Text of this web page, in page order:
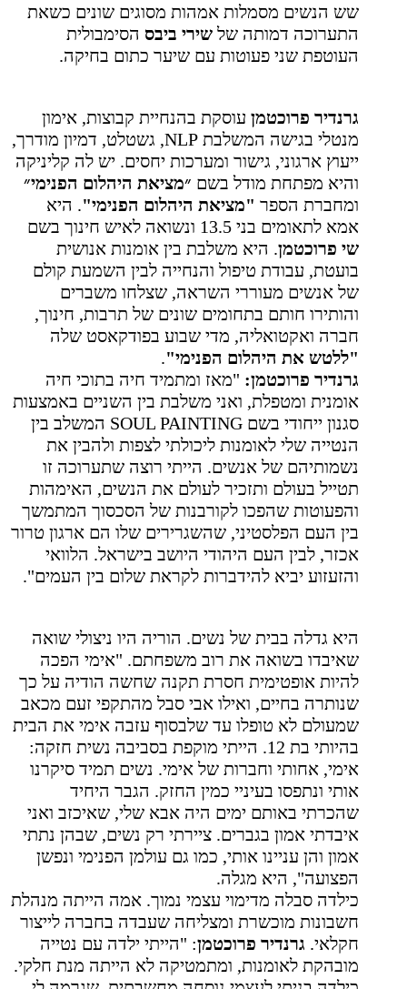
שש הנשים מסמלות אמהות מסוגים שונים כשאת
התערוכה דמותה שלשירי ביבס הסימבולית
העוטפת שני פעוטות עם שיער כתום בחיקה.
גרנדיר פרוכטמן עוסקת בהנחיית קבוצות, אימון
מנטלי בגישה המשלבתNLP, גשטלט, דמיון מודרך,
ייעוץ ארגוני, גישור ומערכות יחסים. יש לה קליניקה
והיא מפתחת מודל בשם ״מציאת היהלום הפנימי״
ומחברת הספר "מציאת היהלום הפנימי". היא
אמא לתאומים בני 13.5 ונשואה לאיש חינוך בשם
שי פרוכטמן. היא משלבת בין אומנות אנושית
בועטת, עבודת טיפול והנחייה לבין השמעת קולם
של אנשים מעוררי השראה, שצלחו משברים
והותירו חותם בתחומים שונים של תרבות, חינוך,
חברה ואקטואליה, מדי שבוע בפודקאסט שלה
"ללטש את היהלום הפנימי".
גרנדיר פרוכטמן: "מאז ומתמיד חיה בתוכי חיה
אומנית ומטפלת, ואני משלבת בין השניים באמצעות
סגנון ייחודי בשםSOUL PAINTING המשלב בין
הנטייה שלי לאומנות ליכולתי לצפות ולהבין את
נשמותיהם של אנשים. הייתי רוצה שתערוכה זו
תטייל בעולם ותזכיר לעולם את הנשים, האימהות
והפעוטות שהפכו לקורבנות של הסכסוך המתמשך
בין העם הפלסטיני, שהשגרירים שלו הם ארגון טרור
אכזר, לבין העם היהודי היושב בישראל. הלוואי
והזעזוע יביא להידברות לקראת שלום בין העמים".
היא גדלה בבית של נשים. הוריה היו ניצולי שואה
שאיבדו בשואה את רוב משפחתם. "אימי הפכה
להיות אופטימית חסרת תקנה שחשה הודיה על כך
שנותרה בחיים, ואילו אבי סבל מהתקפי זעם מכאב
שמעולם לא טופלו עד שלבסוף עזבה אימי את הבית
בהיותי בת 12. הייתי מוקפת בסביבה נשית חזקה:
אימי, אחותי וחברות של אימי. נשים תמיד סיקרנו
אותי ונתפסו בעיניי כמין החזק. הגבר היחיד
שהכרתי באותם ימים היה אבא שלי, שאיכזב ואני
איבדתי אמון בגברים. ציירתי רק נשים, שבהן נתתי
אמון והן עניינו אותי, כמו גם עולמן הפנימי ונפשן
הפצועה", היא מגלה.
כילדה סבלה מדימוי עצמי נמוך. אמה הייתה מנהלת
חשבונות מוכשרת ומצליחה שעבדה בחברה לייצור
חקלאי. גרנדיר פרוכטמן: "הייתי ילדה עם נטייה
מובהקת לאומנות, ומתמטיקה לא הייתה מנת חלקי.